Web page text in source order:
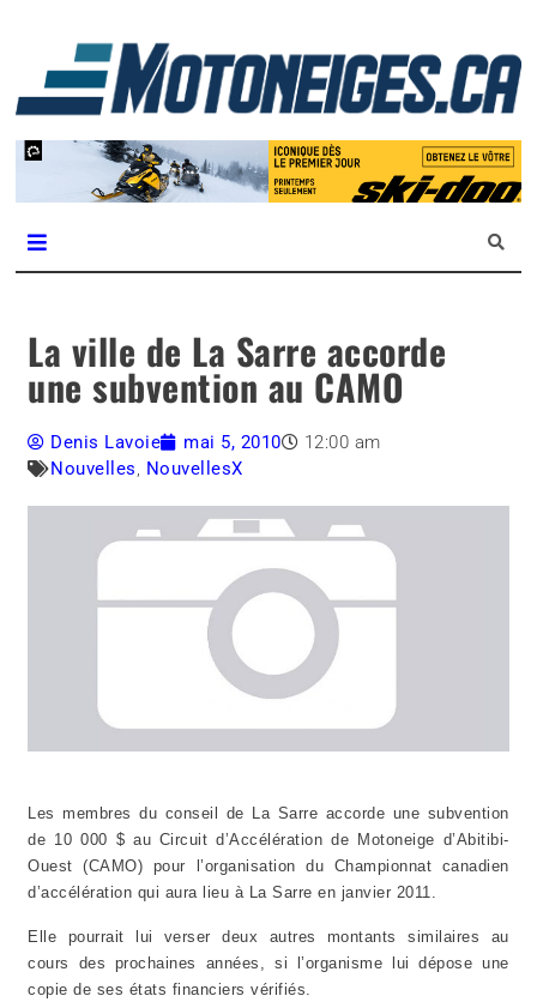
Magazine Motoneiges.ca
La ville de La Sarre accorde
une subvention au CAMO
Denis Lavoie mai 5, 2010
12:00 am
Nouvelles, NouvellesX
Les membres du conseil de La Sarre accorde une subvention
de 10 000 $ au Circuit d’Accélération de Motoneige d’Abitibi-
Ouest (CAMO) pour l’organisation du Championnat canadien
d’accélération qui aura lieu à La Sarre en janvier 2011.
Elle pourrait lui verser deux autres montants similaires au
cours des prochaines années, si l’organisme lui dépose une
copie de ses états financiers vérifiés.